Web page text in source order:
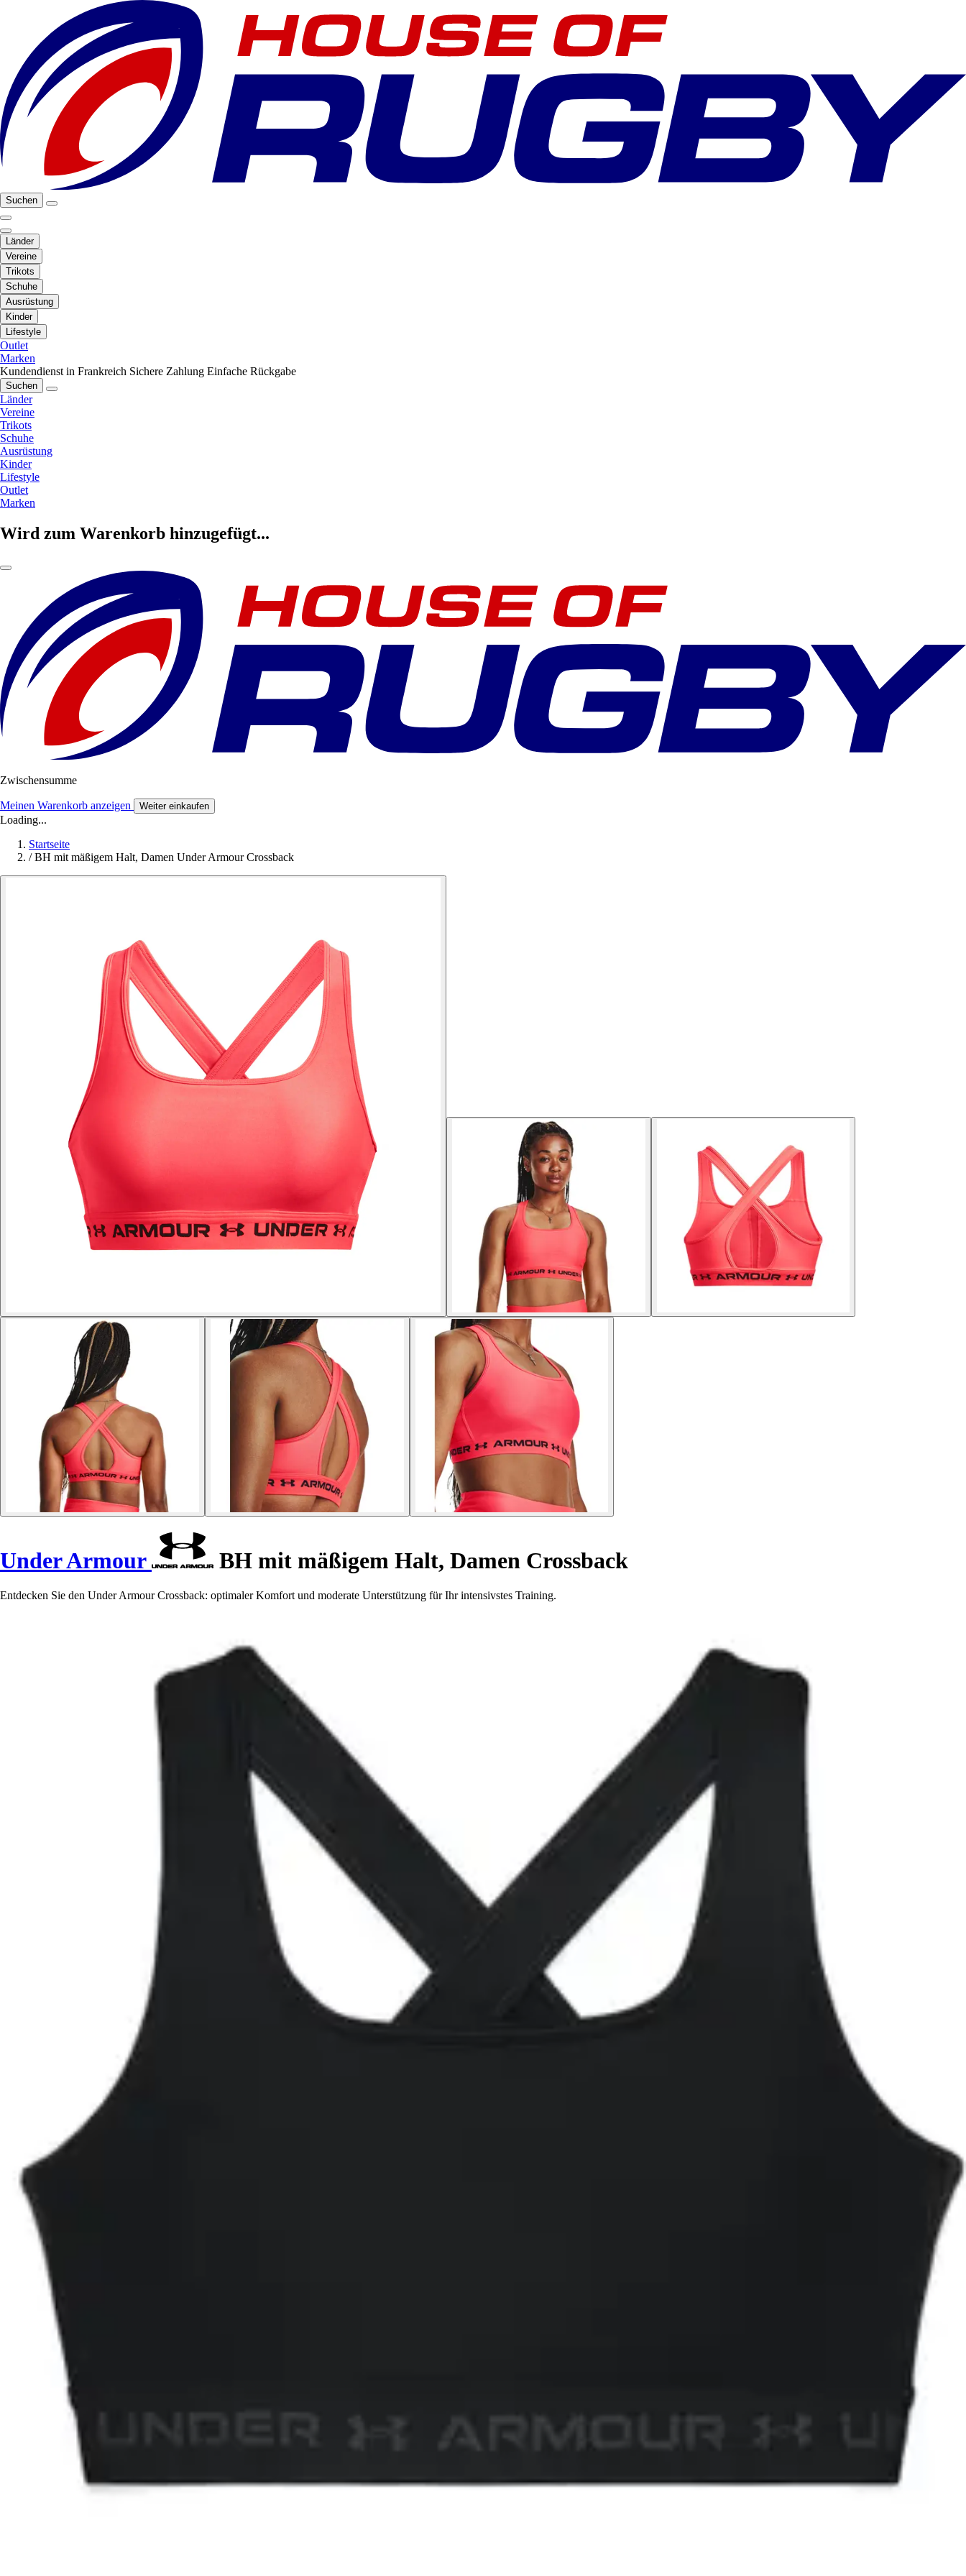
Suchen
Länder
Vereine
Trikots
Schuhe
Ausrüstung
Kinder
Lifestyle
Outlet
Marken
Kundendienst in Frankreich Sichere Zahlung Einfache Rückgabe
Suchen
Länder
Vereine
Trikots
Schuhe
Ausrüstung
Kinder
Lifestyle
Outlet
Marken
Wird zum Warenkorb hinzugefügt...
Zwischensumme
Meinen Warenkorb anzeigen Weiter einkaufen
Loading...
Startseite
/ BH mit mäßigem Halt, Damen Under Armour Crossback
Under Armour BH mit mäßigem Halt, Damen Crossback
Entdecken Sie den Under Armour Crossback: optimaler Komfort und moderate Unterstützung für Ihr intensivstes Training.